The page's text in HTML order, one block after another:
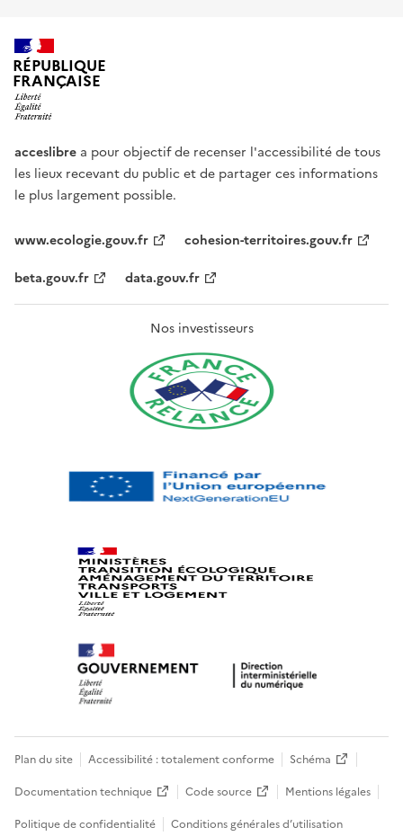
RÉPUBLIQUE
FRANÇAISE
acceslibre a pour objectif de recenser l'accessibilité de tous
les lieux recevant du public et de partager ces informations
le plus largement possible.
www.ecologie.gouv.fr
cohesion-territoires.gouv.fr
beta.gouv.fr
data.gouv.fr
Nos investisseurs
Plan du site Accessibilité : totalement conforme
Schéma
Documentation technique
Code source
Mentions légales
Politique de confidentialité
Conditions générales d’utilisation